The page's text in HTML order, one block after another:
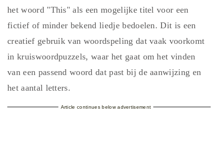
het woord "This" als een mogelijke titel voor een
fictief of minder bekend liedje bedoelen. Dit is een
creatief gebruik van woordspeling dat vaak voorkomt
in kruiswoordpuzzels, waar het gaat om het vinden
van een passend woord dat past bij de aanwijzing en
het aantal letters.
Article continues below advertisement